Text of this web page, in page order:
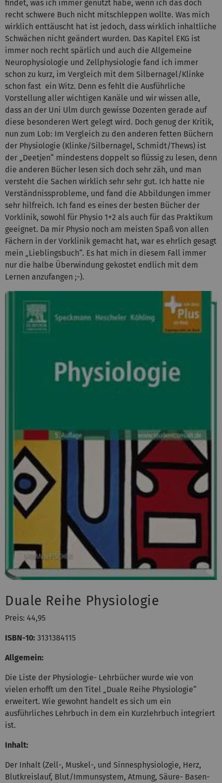
findet, was ich immer genutzt habe, wenn ich das doch
recht schwere Buch nicht mitschleppen wollte. Was mich
wirklich enttäuscht hat ist jedoch, dass wirklich inhaltliche
Schwächen nicht geändert wurden. Das Kapitel EKG ist
immer noch recht spärlich und auch die Allgemeine
Neurophysiologie und Zellphysiologie fand ich immer
schon zu kurz, im Vergleich mit dem Silbernagel/Klinke
schon fast ein Witz. Denn es fehlt die Ausführliche
Vorstellung aller wichtigen Kanäle und wir wissen alle,
dass an der Uni Ulm durch gewisse Dozenten gerade auf
diese besonderen Wert gelegt wird. Doch genug der Kritik,
nun zum Lob: Im Vergleich zu den anderen fetten Büchern
der Physiologie (Klinke/Silbernagel, Schmidt/Thews) ist
der „Deetjen“ mindestens doppelt so flüssig zu lesen, denn
die anderen Bücher lesen sich doch sehr zäh, und man
versteht die Sachen wirklich sehr sehr gut. Ich hatte nie
Verständnissprobleme, und fand die Abbildungen immer
sehr hilfreich. Ich fand es eines der besten Bücher der
Vorklinik, sowohl für Physio 1+2 als auch für das Praktikum
geeignet. Da mir Physio noch am meisten Spaß von allen
Fächern in der Vorklinik gemacht hat, war es ehrlich gesagt
mein „Lieblingsbuch“. Es hat mich in diesem Fall immer
nur die halbe Überwindung gekostet endlich mit dem
Lernen anzufangen ;-).
Duale Reihe Physiologie
Preis: 44,95
ISBN-10: 3131384115
Allgemein:
Die Liste der Physiologie- Lehrbücher wurde wie von
vielen erhofft um den Titel „Duale Reihe Physiologie“
erweitert. Wie gewohnt handelt es sich um ein
ausführliches Lehrbuch in dem ein Kurzlehrbuch integriert
ist.
Inhalt:
Der Inhalt (Zell-, Muskel-, und Sinnesphysiologie, Herz,
Blutkreislauf, Blut/Immunsystem, Atmung, Säure- Basen-